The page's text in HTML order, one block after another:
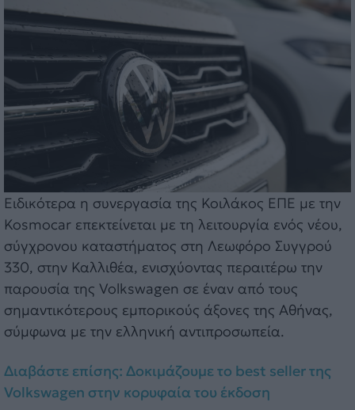
Ειδικότερα η συνεργασία της Κοιλάκος ΕΠΕ με την
Kosmocar επεκτείνεται με τη λειτουργία ενός νέου,
σύγχρονου καταστήματος στη Λεωφόρο Συγγρού
330, στην Καλλιθέα, ενισχύοντας περαιτέρω την
παρουσία της Volkswagen σε έναν από τους
σημαντικότερους εμπορικούς άξονες της Αθήνας,
σύμφωνα με την ελληνική αντιπροσωπεία.
Διαβάστε επίσης: Δοκιμάζουμε το best seller της
Volkswagen στην κορυφαία του έκδοση